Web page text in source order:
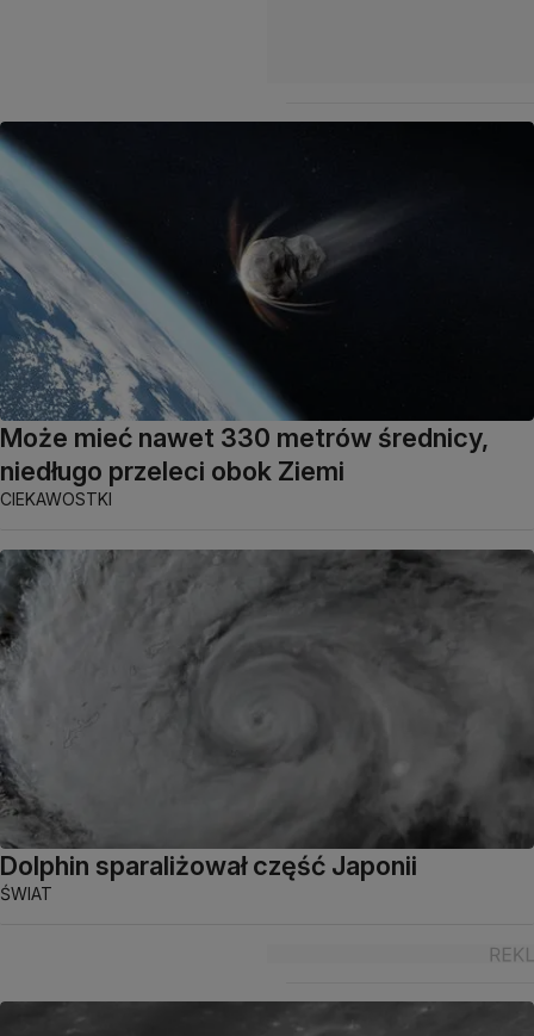
Może mieć nawet 330 metrów średnicy,
niedługo przeleci obok Ziemi
CIEKAWOSTKI
Dolphin sparaliżował część Japonii
ŚWIAT